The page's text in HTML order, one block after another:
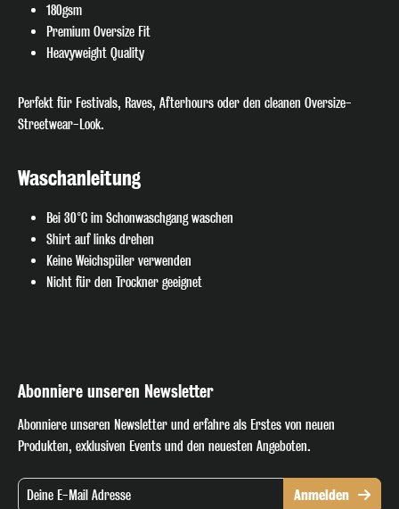
180gsm
Premium Oversize Fit
Heavyweight Quality
Perfekt für Festivals, Raves, Afterhours oder den cleanen Oversize-
Streetwear-Look.
Waschanleitung
Bei 30°C im Schonwaschgang waschen
Shirt auf links drehen
Keine Weichspüler verwenden
Nicht für den Trockner geeignet
Ich habe die
genommen
Abonniere unseren Newsletter
Abonniere unseren Newsletter und erfahre als Erstes von neuen
Produkten, exklusiven Events und den neuesten Angeboten.
Anmelden